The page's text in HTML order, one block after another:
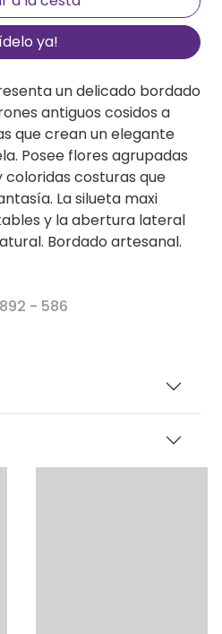
ya!
un delicado bordado
antiguos cosidos a
que crean un elegante
Posee flores agrupadas
coloridas costuras que
La silueta maxi
y la abertura lateral
Bordado artesanal.
- 586